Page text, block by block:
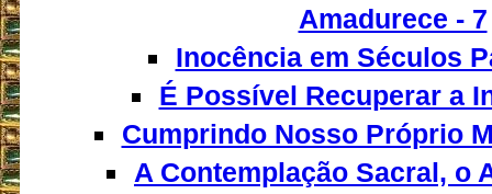
Amadurece - 7
Inocência em Séculos
É Possível Recuperar a
Cumprindo Nosso Próprio
A Contemplação Sacral, o